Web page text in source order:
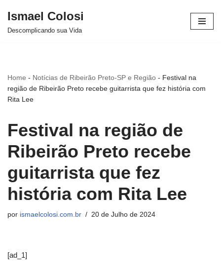
Avançar
Ismael Colosi
Descomplicando sua Vida
Home - Notícias de Ribeirão Preto-SP e Região - Festival na
região de Ribeirão Preto recebe guitarrista que fez história com
Rita Lee
Festival na região de
Ribeirão Preto recebe
guitarrista que fez
história com Rita Lee
por ismaelcolosi.com.br 20 de Julho de 2024
[ad_1]